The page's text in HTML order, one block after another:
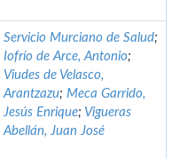
Servicio Murciano de Salud;
Iofrío de Arce, Antonio;
Viudes de Velasco,
Arantzazu; Meca Garrido,
Jesús Enrique; Vigueras
Abellán, Juan José